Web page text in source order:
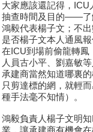
大家應該還記得，
抽查時間及目的——了
鴻毅代表楊子文；不
是否楊子文本人通風
在ICU到場前偷龍轉鳳
人員古小平、劉嘉敏
承建商當然知道哪裏
只剪達標的網，就輕
種手法毫不知情）。
鴻毅負責人楊子文明
業，讓承建商有機會